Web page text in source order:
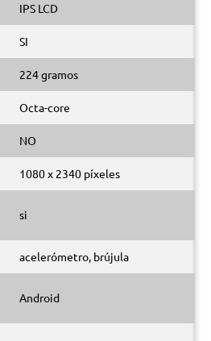
IPS LCD
SI
224 gramos
Octa-core
NO
1080 x 2340 píxeles
si
acelerómetro, brújula
Android